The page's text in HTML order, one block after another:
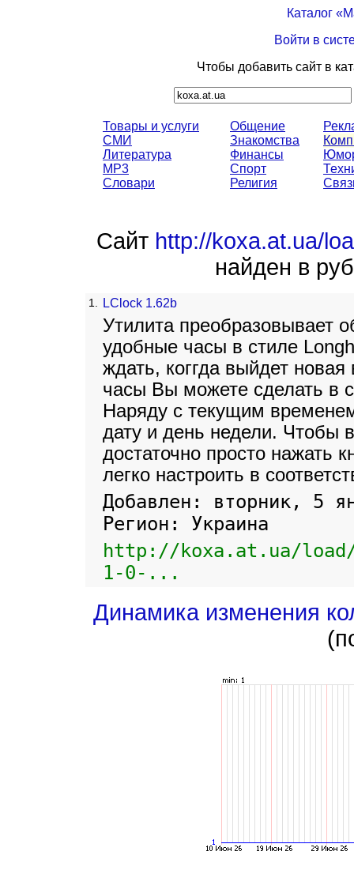
Каталог
Войти в
Чтобы добавить сайт в
Товары и услуги
СМИ
Литература
MP3
Словари
Общение
Знакомства
Финансы
Спорт
Религия
Сайт http://koxa.at.ua/
найден в
1. LClock 1.62b
Утилита преобразовывает
удобные часы в стиле
ждать, коггда выйдет
часы Вы можете сделать в
Наряду с текущим
дату и день недели. Чтобы
достаточно просто нажать
легко настроить в
Добавлен: вторник, 5
Регион: Украина
http://koxa.at.ua/
1-0-...
Динамика изменения